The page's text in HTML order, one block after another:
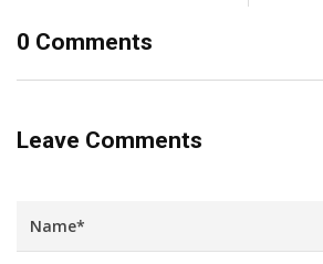
0 Comments
Leave Comments